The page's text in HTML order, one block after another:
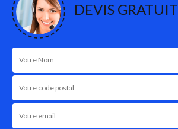
DEVIS GRATUIT